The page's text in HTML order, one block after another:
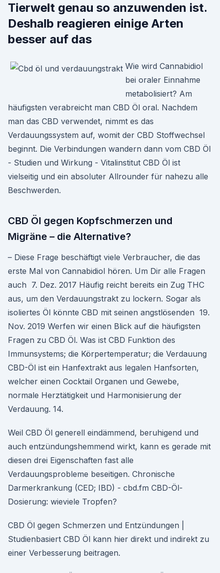
Tierwelt genau so anzuwenden ist.
Deshalb reagieren einige Arten
besser auf das
Wie wird Cannabidiol
bei oraler Einnahme
metabolisiert? Am
häufigsten verabreicht man CBD Öl oral. Nachdem
man das CBD verwendet, nimmt es das
Verdauungssystem auf, womit der CBD Stoffwechsel
beginnt. Die Verbindungen wandern dann vom CBD Öl
- Studien und Wirkung - Vitalinstitut CBD Öl ist
vielseitig und ein absoluter Allrounder für nahezu alle
Beschwerden.
CBD Öl gegen Kopfschmerzen und
Migräne – die Alternative?
– Diese Frage beschäftigt viele Verbraucher, die das
erste Mal von Cannabidiol hören. Um Dir alle Fragen
auch 7. Dez. 2017 Häufig reicht bereits ein Zug THC
aus, um den Verdauungstrakt zu lockern. Sogar als
isoliertes Öl könnte CBD mit seinen angstlösenden 19.
Nov. 2019 Werfen wir einen Blick auf die häufigsten
Fragen zu CBD Öl. Was ist CBD Funktion des
Immunsystems; die Körpertemperatur; die Verdauung
CBD-Öl ist ein Hanfextrakt aus legalen Hanfsorten,
welcher einen Cocktail Organen und Gewebe,
normale Herztätigkeit und Harmonisierung der
Verdauung. 14.
Weil CBD Öl generell eindämmend, beruhigend und
auch entzündungshemmend wirkt, kann es gerade mit
diesen drei Eigenschaften fast alle
Verdauungsprobleme beseitigen. Chronische
Darmerkrankung (CED; IBD) - cbd.fm CBD-Öl-
Dosierung: wieviele Tropfen?
CBD Öl gegen Schmerzen und Entzündungen |
Studienbasiert CBD Öl kann hier direkt und indirekt zu
einer Verbesserung beitragen.